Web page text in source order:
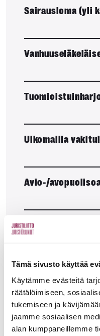
Tämä sivusto käyttää
Käytämme evästeitä
räätälöimiseen,
tukemiseen ja
jaamme sosiaalisen
alan kumppaneillemme
Sairausloma (yli
Ulkomailla
Avio-/
Varusmies- ja
Vastavalmistunut